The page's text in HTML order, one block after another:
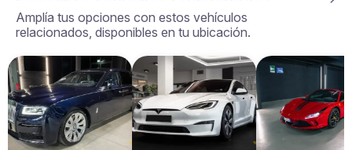
europeos, incluyendo Italia, España, Francia, Suiza,
Alemania, Austria y Mónaco.
Cubrimos la mayoría de las principales ciudades
europeas como Roma, Milán, Niza, Cannes, Saint
Tropez, Verona, Munich, Venecia, Monte Carlo,
Barcelona y muchas otras.
Amplía tus opciones con estos vehículos
relacionados, disponibles en tu ubicación.